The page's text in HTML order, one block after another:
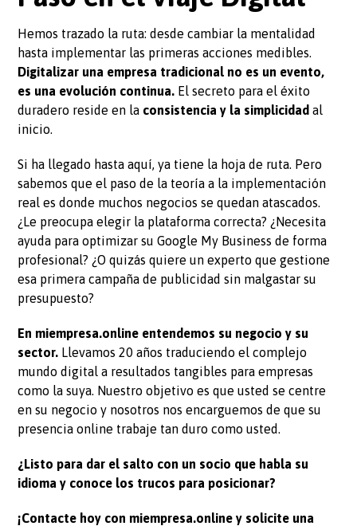
Hemos trazado la ruta: desde cambiar la mentalidad
hasta implementar las primeras acciones medibles.
Digitalizar una empresa tradicional no es un evento,
es una evolución continua. El secreto para el éxito
duradero reside en la consistencia y la simplicidad al
inicio.
Si ha llegado hasta aquí, ya tiene la hoja de ruta. Pero
sabemos que el paso de la teoría a la implementación
real es donde muchos negocios se quedan atascados.
¿Le preocupa elegir la plataforma correcta? ¿Necesita
ayuda para optimizar su Google My Business de forma
profesional? ¿O quizás quiere un experto que gestione
esa primera campaña de publicidad sin malgastar su
presupuesto?
En miempresa.online entendemos su negocio y su
sector. Llevamos 20 años traduciendo el complejo
mundo digital a resultados tangibles para empresas
como la suya. Nuestro objetivo es que usted se centre
en su negocio y nosotros nos encarguemos de que su
presencia online trabaje tan duro como usted.
¿Listo para dar el salto con un socio que habla su
idioma y conoce los trucos para posicionar?
¡Contacte hoy con miempresa.online y solicite una